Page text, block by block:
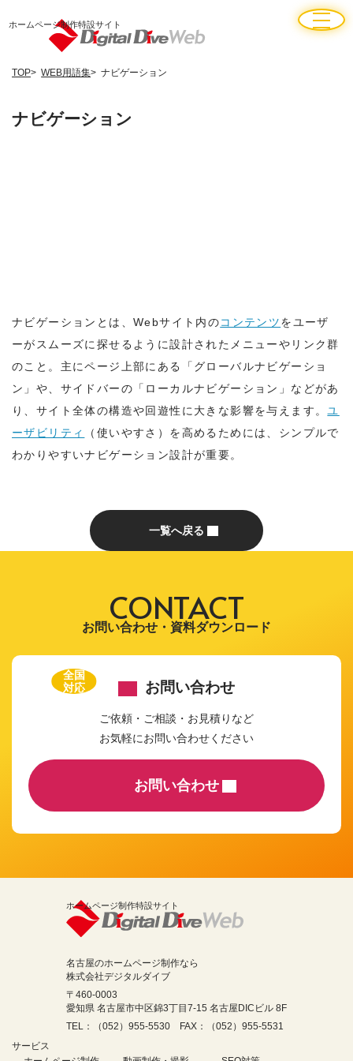
ホームページ制作特設サイト
TOP WEB用語集 ナビゲーション
ナビゲーション
ナビゲーションとは、Webサイト内のコンテンツをユーザ
ーがスムーズに探せるように設計されたメニューやリンク群
のこと。主にページ上部にある「グローバルナビゲーショ
ン」や、サイドバーの「ローカルナビゲーション」などがあ
り、サイト全体の構造や回遊性に大きな影響を与えます。 ユ
ーザビリティ
（使いやすさ）を高めるためには、シンプルで
わかりやすいナビゲーション設計が重要。
一覧へ戻る
CONTACT
お問い合わせ・資料ダウンロード
全国
対応
お問い合わせ
ご依頼・ご相談・お見積りなど
お気軽にお問い合わせください
お問い合わせ
ホームページ制作特設サイト
名古屋のホームページ制作なら
株式会社デジタルダイブ
〒460-0003
愛知県 名古屋市中区錦3丁目7-15 名古屋DICビル 8F
TEL：（052）955-5530 FAX：（052）955-5531
サービス